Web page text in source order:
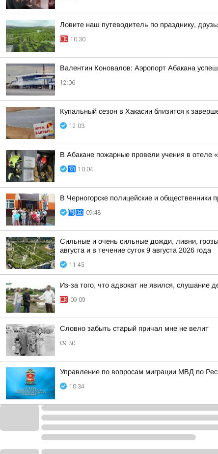
Ловите наш путеводитель по празднику,
10:30
Валентин Коновалов: Аэропорт Абакана
12:06
Купальный сезон в Хакасии близится к
12:03
В Абакане пожарные провели учения в отеле
10:04
В Черногорске полицейские и общественники
09:48
Сильные и очень сильные дожди, ливни,
августа и в течение суток 9 августа 2026 года
11:45
Из-за того, что адвокат не явился,
09:09
Словно забыть старый причал мне не велит
09:30
Управление по вопросам миграции МВД по
10:34